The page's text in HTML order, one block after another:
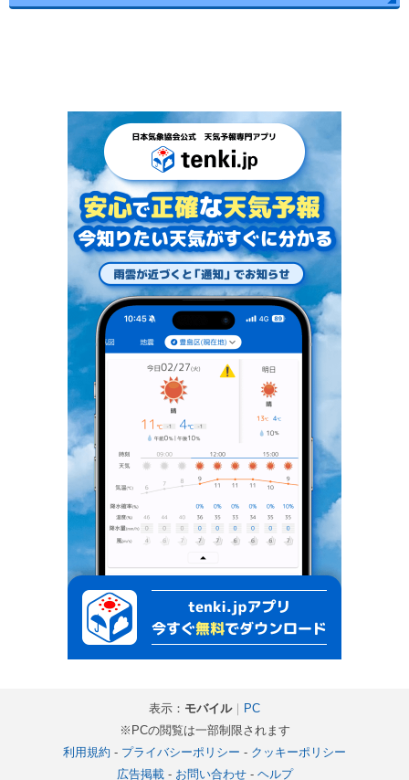
表示： モバイル｜
PC
※PCの閲覧は一部制限されます
利用規約 - プライバシーポリシー - クッキーポリシー
広告掲載- お問い合わせ- ヘルプ